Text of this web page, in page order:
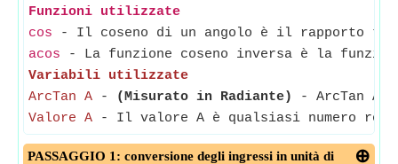
Funzioni utilizzate
cos - Il coseno di un angolo è il rapporto
acos - La funzione coseno inversa è la
Variabili utilizzate
ArcTan A - (Misurato in Radiante)
- ArcTan A
Valore A - Il valore A è qualsiasi numero
PASSAGGIO 1: conversione degli ingressi in unità di